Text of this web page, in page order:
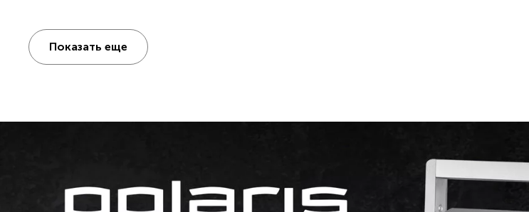
Термощуп - определяет температуру продукта и позволяет
достичь идеальной степени прожарки
Функция SEAR - Увеличивает температуру до 280 °C, создаёт
румяную корочку, позволяя приготовить стейк более
Особенности панелей:
Показать еще